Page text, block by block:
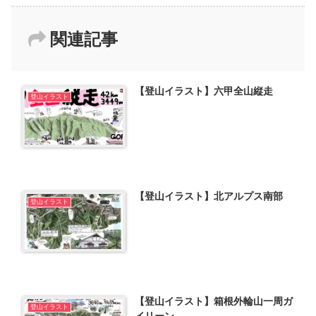
関連記事
登山イラスト 【登山イラスト】六甲全山縦走
登山イラスト 【登山イラスト】北アルプス南部
登山イラスト
【登山イラスト】箱根外輪山一周ガ